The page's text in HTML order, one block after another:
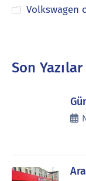
Volkswagen
Son Yazılar